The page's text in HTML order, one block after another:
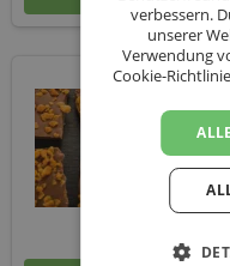
verbessern.
unserer
Verwendung
Cookie-